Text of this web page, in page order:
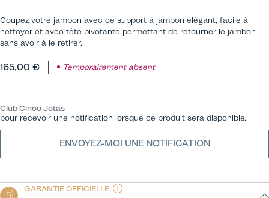
Coupez votre jambon avec ce support à jambon élégant, facile à
nettoyer et avec tête pivotante permettant de retourner le jambon
sans avoir à le retirer.
165,00 € Temporairement absent
Club Cinco Jotas
pour recevoir une notification lorsque ce produit sera disponible.
ENVOYEZ-MOI UNE NOTIFICATION
GARANTIE OFFICIELLE